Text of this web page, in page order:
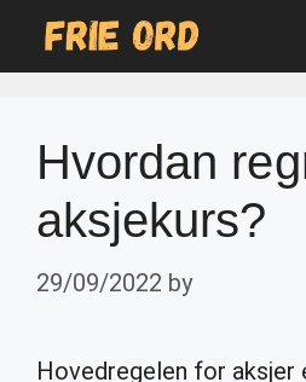
Hvordan
aksjekurs?
29/09/2022 by
Hovedregelen for aksjer